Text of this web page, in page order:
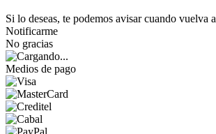
Si lo deseas, te podemos avisar cuando vuelva
Notificarme
No gracias
Medios de pago